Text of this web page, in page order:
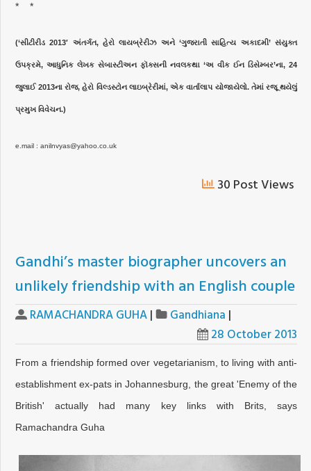
* *
(‘સીટીરીડ 2013′ અંતર્ગત, હેરો લાયબ્રેરીઝ અને ‘ગુજરાતી સાહિત્ય અકાદમી’ સંયુક્ત
ઉપક્રમે, આધુનિક લેખક સેબાસ્ટીઅન ફૉક્સની નવલકથા ‘અ વીક ઈન ડિસેમ્બર’ના, 24
જુલાઈ 2013ના રોજ, હેરો વિલ્ડસ્ટોન લાઇબ્રેરીમાં, એક વાર્તાલાપ યોજાયેલો. તેમાં રજૂ થયેલું
પ્રમુખ વિવેચન.)
e.mail : anilnvyas@yahoo.co.uk
30 Post Views
Gandhi’s master biographer uncovers an
unlikely friendship with an English couple
RAMACHANDRA GUHA | Gandhiana |
28 October 2013
From a friendship formed over vegetarianism, to living with anti-
establishment ex-pats in Johannesburg, the great 'Enemy of the
British' actually had many key links with Brits, says
Ramachandra Guha